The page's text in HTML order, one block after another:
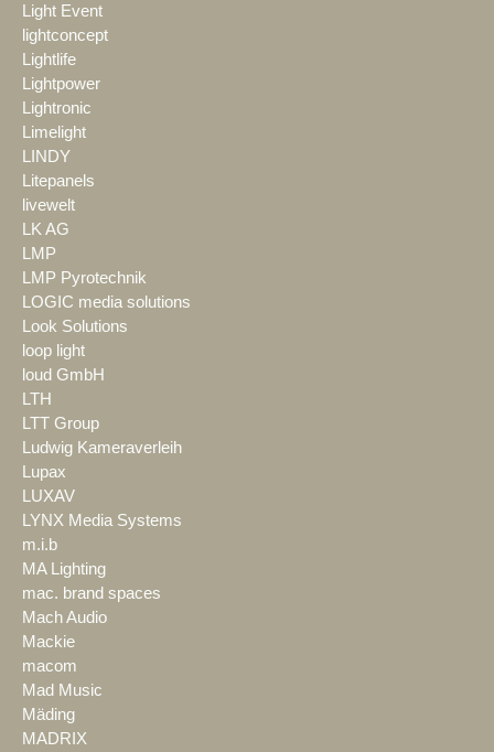
Light Event
lightconcept
Lightlife
Lightpower
Lightronic
Limelight
LINDY
Litepanels
livewelt
LK AG
LMP
LMP Pyrotechnik
LOGIC media solutions
Look Solutions
loop light
loud GmbH
LTH
LTT Group
Ludwig Kameraverleih
Lupax
LUXAV
LYNX Media Systems
m.i.b
MA Lighting
mac. brand spaces
Mach Audio
Mackie
macom
Mad Music
Mäding
MADRIX